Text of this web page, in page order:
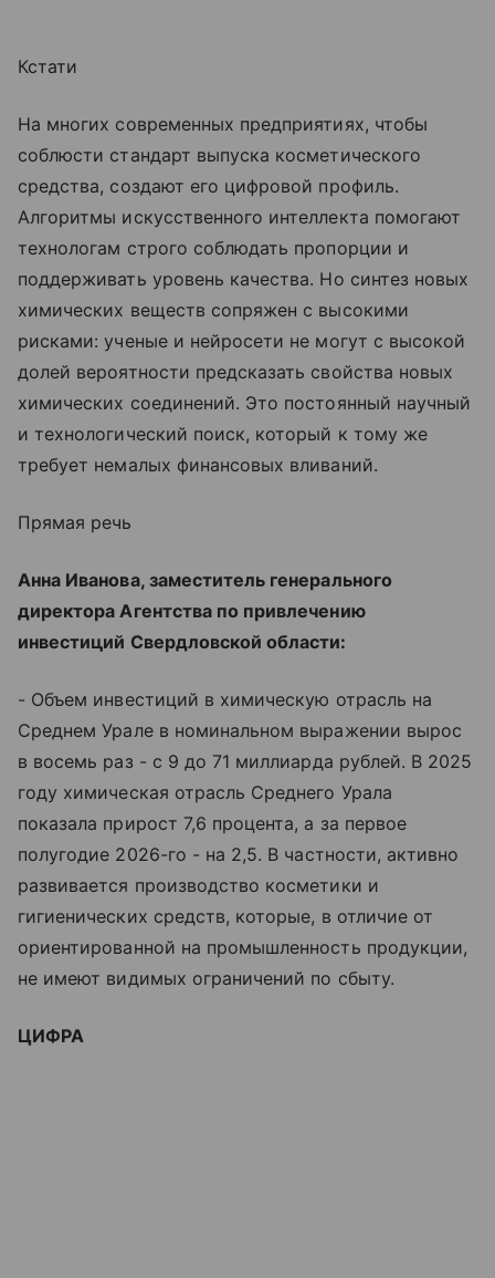
Кстати
На многих современных предприятиях, чтобы
соблюсти стандарт выпуска косметического
средства, создают его цифровой профиль.
Алгоритмы искусственного интеллекта помогают
технологам строго соблюдать пропорции и
поддерживать уровень качества. Но синтез новых
химических веществ сопряжен с высокими
рисками: ученые и нейросети не могут с высокой
долей вероятности предсказать свойства новых
химических соединений. Это постоянный научный
и технологический поиск, который к тому же
требует немалых финансовых вливаний.
Прямая речь
Анна Иванова, заместитель генерального
директора Агентства по привлечению
инвестиций Свердловской области:
- Объем инвестиций в химическую отрасль на
Среднем Урале в номинальном выражении вырос
в восемь раз - с 9 до 71 миллиарда рублей. В 2025
году химическая отрасль Среднего Урала
показала прирост 7,6 процента, а за первое
полугодие 2026-го - на 2,5. В частности, активно
развивается производство косметики и
гигиенических средств, которые, в отличие от
ориентированной на промышленность продукции,
не имеют видимых ограничений по сбыту.
ЦИФРА